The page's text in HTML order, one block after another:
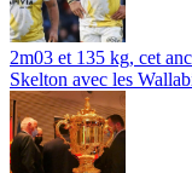
2m03 et 135 kg, cet
Skelton avec les